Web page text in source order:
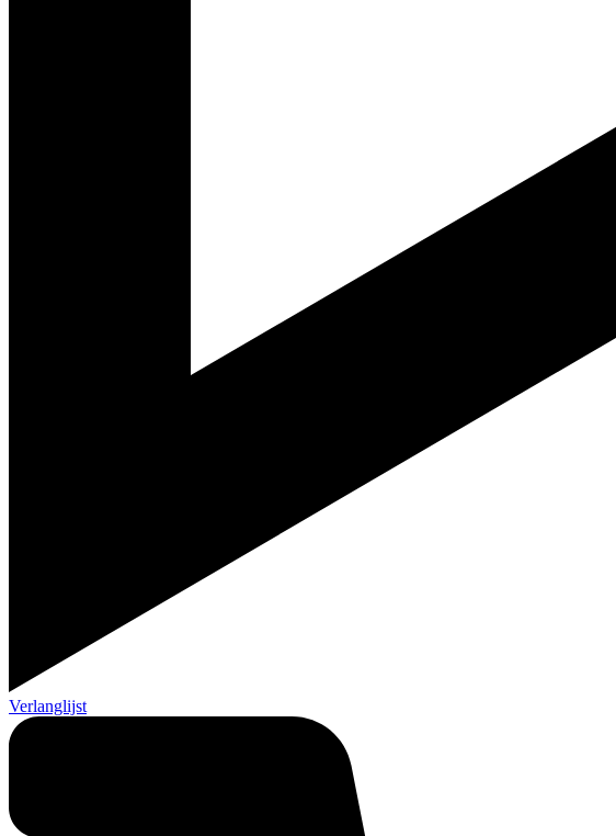
Verlanglijst